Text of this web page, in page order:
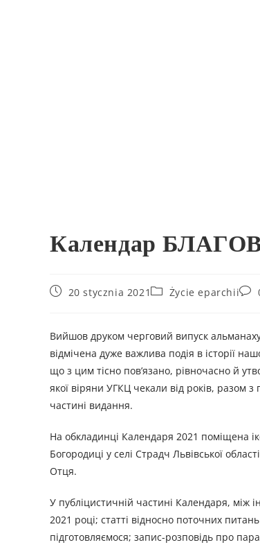
Календар
20 stycznia 2021 Życie eparchii
Вийшов друком черговий випуск
відмічена дуже важлива подія в історії
що з цим тісно пов’язано, рівночасно й
якої віряни УГКЦ чекали від років, разом
частині видання.
На обкладинці Календаря 2021 поміщена
Богородиці у селі Страдч Львівської
Отця.
У публіцистичній частині Календаря, між
2021 році; статті відносно поточних
підготовляємося; запис-розповідь про